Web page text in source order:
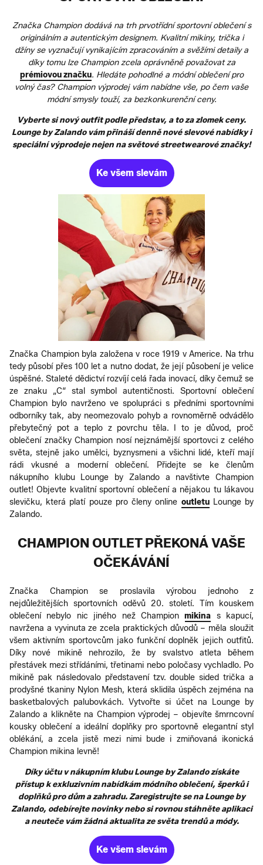
Značka Champion dodává na trh prvotřídní sportovní oblečení s
originálním a autentickým designem. Kvalitní mikiny, trička i
džíny se vyznačují vynikajícím zpracováním a svěžími detaily a
díky tomu lze Champion zcela oprávněně považovat za
prémiovou značku. Hledáte pohodlné a módní oblečení pro
volný čas? Champion výprodej vám nabídne vše, po čem vaše
módní smysly touží, za bezkonkurenční ceny.
Vyberte si nový outfit podle představ, a to za zlomek ceny.
Lounge by Zalando vám přináší denně nové slevové nabídky i
speciální výprodeje nejen na světové streetwearové značky!
Ke všem slevám
Značka Champion byla založena v roce 1919 v Americe. Na trhu
tedy působí přes 100 let a nutno dodat, že její působení je velice
úspěšné. Staleté dědictví rozvíjí celá řada inovací, díky čemuž se
ze znaku „C“ stal symbol autentičnosti. Sportovní oblečení
Champion bylo navrženo ve spolupráci s předními sportovními
odborníky tak, aby neomezovalo pohyb a rovnoměrně odvádělo
přebytečný pot a teplo z povrchu těla. I to je důvod, proč
oblečení značky Champion nosí nejznámější sportovci z celého
světa, stejně jako umělci, byznysmeni a všichni lidé, kteří mají
rádi vkusné a moderní oblečení. Přidejte se ke členům
nákupního klubu Lounge by Zalando a navštivte Champion
outlet! Objevte kvalitní sportovní oblečení a nějakou tu lákavou
slevičku, která platí pouze pro členy online outletuLounge by
Zalando.
CHAMPION OUTLET PŘEKONÁ VAŠE
OČEKÁVÁNÍ
Značka Champion se proslavila výrobou jednoho z
nejdůležitějších sportovních oděvů 20. století. Tím kouskem
oblečení nebylo nic jiného než Championmikina s kapucí,
navržena a vyvinuta ze zcela praktických důvodů – měla sloužit
všem aktivním sportovcům jako funkční doplněk jejich outfitů.
Díky nové mikině nehrozilo, že by svalstvo atleta během
přestávek mezi střídáními, třetinami nebo poločasy vychladlo. Po
mikině pak následovalo představení tzv. double sided trička a
prodyšné tkaniny Nylon Mesh, která sklidila úspěch zejména na
basketbalových palubovkách. Vytvořte si účet na Lounge by
Zalando a klikněte na Champion výprodej – objevíte šmrncovní
kousky oblečení a ideální doplňky pro sportovně elegantní styl
oblékání, a zcela jistě mezi nimi bude i zmiňovaná ikonická
Champion mikina levně!
Díky účtu v nákupním klubu Lounge by Zalando získáte
přístup k exkluzivním nabídkám módního oblečení, šperků i
doplňků pro dům a zahradu. Zaregistrujte se na Lounge by
Zalando, odebírejte novinky nebo si rovnou stáhněte aplikaci
a neuteče vám žádná aktualita ze světa trendů a módy.
Ke všem slevám